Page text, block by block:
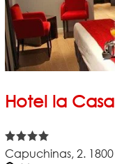
Hotel la
Capuchinas, 2.